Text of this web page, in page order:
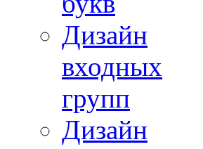
Дизайн
входных
групп
Дизайн